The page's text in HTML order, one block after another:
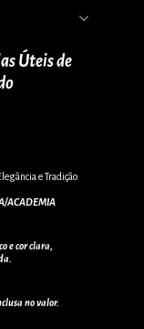
Úteis de
e Tradição
ACADEMIA
e cor clara,
no valor.